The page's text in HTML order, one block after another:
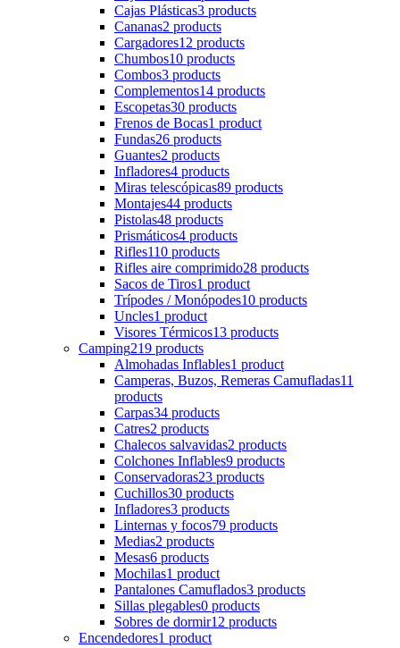
Cajas Plásticas3 products
Cananas2 products
Cargadores12 products
Chumbos10 products
Combos3 products
Complementos14 products
Escopetas30 products
Frenos de Bocas1 product
Fundas26 products
Guantes2 products
Infladores4 products
Miras telescópicas89 products
Montajes44 products
Pistolas48 products
Prismáticos4 products
Rifles110 products
Rifles aire comprimido28 products
Sacos de Tiros1 product
Trípodes / Monópodes10 products
Uncles1 product
Visores Térmicos13 products
Camping219 products
Almohadas Inflables1 product
Camperas, Buzos, Remeras Camufladas11
products
Carpas34 products
Catres2 products
Chalecos salvavidas2 products
Colchones Inflables9 products
Conservadoras23 products
Cuchillos30 products
Infladores3 products
Linternas y focos79 products
Medias2 products
Mesas6 products
Mochilas1 product
Pantalones Camuflados3 products
Sillas plegables0 products
Sobres de dormir12 products
Encendedores1 product